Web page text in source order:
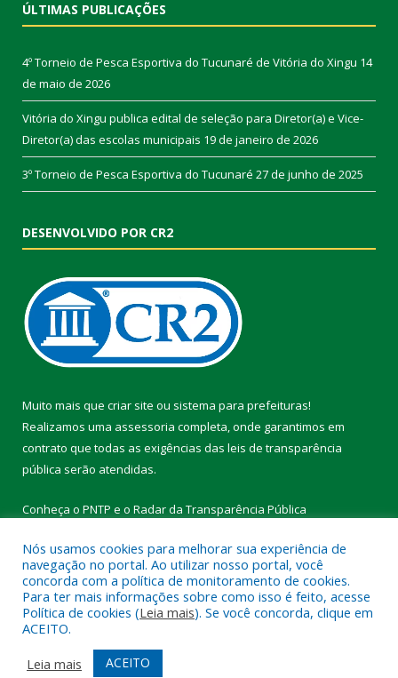
ÚLTIMAS PUBLICAÇÕES
4º Torneio de Pesca Esportiva do Tucunaré de Vitória do Xingu 14
de maio de 2026
Vitória do Xingu publica edital de seleção para Diretor(a) e Vice-
Diretor(a) das escolas municipais 19 de janeiro de 2026
3º Torneio de Pesca Esportiva do Tucunaré 27 de junho de 2025
DESENVOLVIDO POR CR2
Muito mais que criar site ou sistema para prefeituras!
Realizamos uma assessoria completa, onde garantimos em
contrato que todas as exigências das leis de transparência
pública serão atendidas.
Conheça o PNTP e o Radar da Transparência Pública
Todos os direitos reservados a Prefeitura Municipal de Vitória do
Xingu.
Mapa do Site
Acessar Área Administrativa
Nós usamos cookies para melhorar sua experiência de
navegação no portal. Ao utilizar nosso portal, você
concorda com a política de monitoramento de cookies.
Para ter mais informações sobre como isso é feito, acesse
Política de cookies (Leia mais). Se você concorda, clique em
ACEITO.
Leia mais
ACEITO